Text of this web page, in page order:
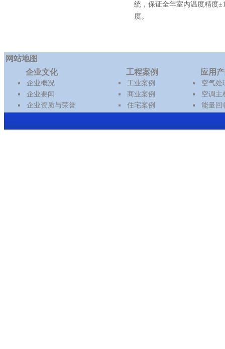
统，保证全年室内温度精度
度。
网站地图
企业文化
企业概况
企业要闻
企业资质与荣誉
工程案例
工业案例
商业案例
住宅案例
应用
空气处
空调主
能量回